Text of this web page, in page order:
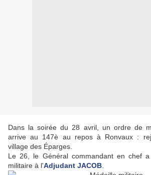
Dans la soirée du 28 avril, un ordre de
arrive au 147è au repos à Ronvaux :
village des Éparges.
Le 26, le Général commandant en chef
militaire à l'Adjudant JACOB